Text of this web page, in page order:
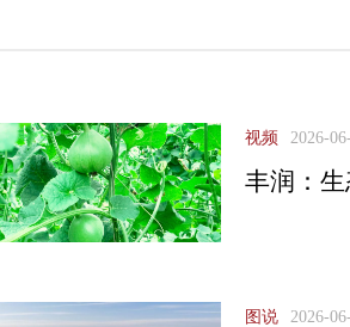
视频 2026-
丰润：
图说 2026-